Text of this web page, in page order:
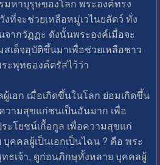
มหาบุรุษของโลก พระองค์ทรง
ที่จะช่วยเหลือหมู่เวไนยสัตว์ ทั่ง
ากวัฏฏะ ดังนั้นพระองค์เมื่อจะ
เด็จอุบัติขึ้นมาเพื่อช่วยเหลือชาว
ะพุทธองค์ตรัสไว้ว่า
อก เมื่อเกิดขึ้นในโลก ย่อมเกิดขึ้น
วามสุขแก่ชนเป็นอันมาก เพื่อ
ะโยชน์เกื้อกูล เพื่อความสุขแก่
คคลผู้เป็นเอกเป็นไฉน ? คือ พระ
ธเจ้า, ดูก่อนภิกษุทั้งหลาย บุคคลผู้